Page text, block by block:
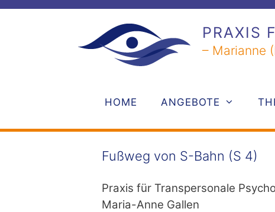
PRAXIS
– Marianne
HOME ANGEBOTE
Fußweg von S-Bahn (S 4)
Praxis für Transpersonale
Maria-Anne Gallen